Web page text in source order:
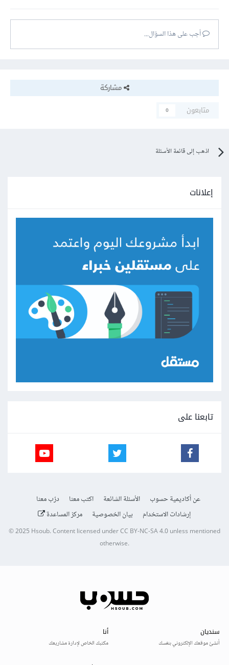
أجب على هذا السؤال...
مشاركة
متابعون
0
اذهب إلى قائمة الأسئلة
إعلانات
تابعنا على
عن أكاديمية حسوب الأسئلة الشائعة اكتب معنا
درّب معنا
إرشادات الاستخدام
بيان الخصوصية مركز المساعدة
© 2025Hsoub.Content licensed underCC BY-NC-SA 4.0unless mentioned
otherwise.